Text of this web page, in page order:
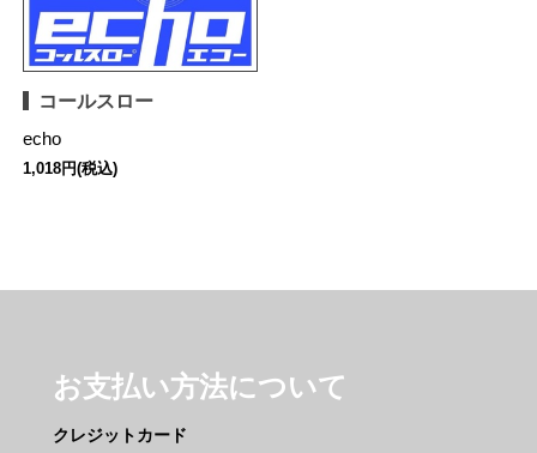
コールスロー
echo
1,018円(税込)
お支払い方法について
クレジットカード